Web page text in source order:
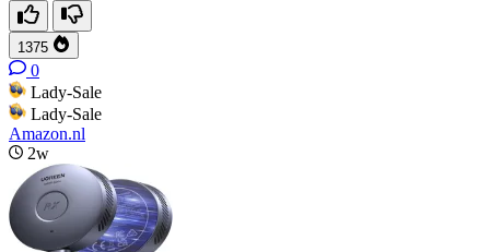
1375
0
Lady-Sale
Lady-Sale
Amazon.nl
2w